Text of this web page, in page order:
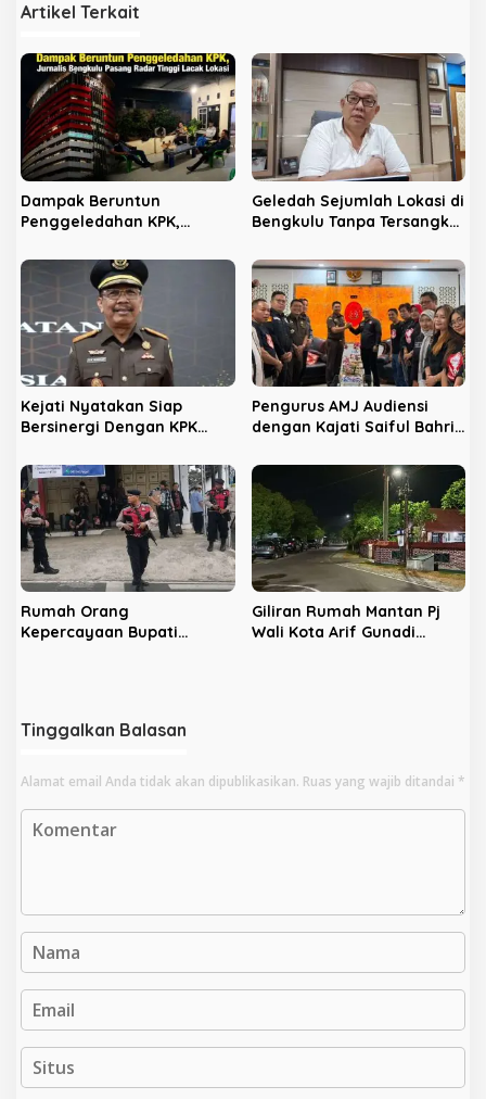
a
s
p
o
s
Artikel Terkait
Dampak Beruntun
Penggeledahan KPK,
Radar Tinggi Lacak Lokasi
Geledah Sejumlah Lokasi di
Bengkulu Tanpa Tersangka,
Kejati Nyatakan Siap
Bersinergi Dengan KPK
Bengkulu
Pengurus AMJ Audiensi
dengan Kajati Saiful Bahri
Rumah Orang
Kepercayaan Bupati
Giliran Rumah Mantan Pj
Wali Kota Arif Gunadi
Tinggalkan Balasan
Alamat email Anda tidak akan dipublikasikan. Ruas yang wajib ditandai *